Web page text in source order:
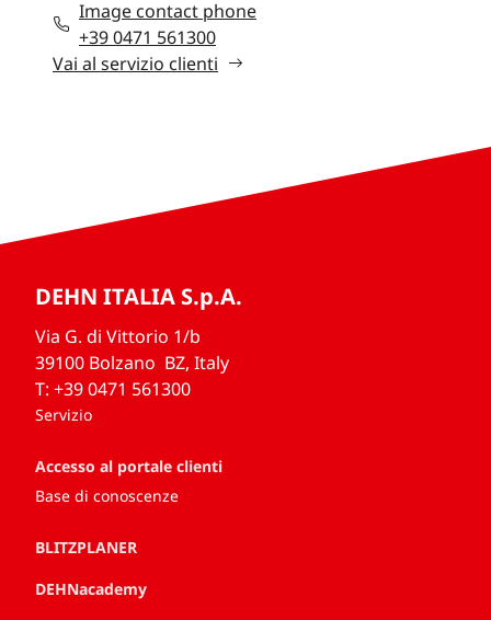
Image contact phone
+39 0471 561300
Vai al servizio clienti
DEHN ITALIA S.p.A.
Via G. di Vittorio 1/b
39100 Bolzano BZ, Italy
T: +39 0471 561300
Servizio
Accesso al portale clienti
Base di conoscenze
BLITZPLANER
DEHNacademy